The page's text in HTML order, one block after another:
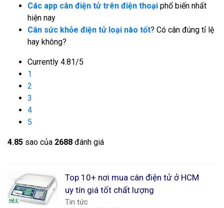
Các app cân điện tử trên điện thoại phổ biến nhất
hiện nay
Cân sức khỏe điện tử loại nào tốt? Có cân đúng tỉ lệ
hay không?
Currently 4.81/5
1
2
3
4
5
4.85 sao của 2688 đánh giá
Top 10+ nơi mua cân điện tử ở HCM
uy tín giá tốt chất lượng
Tin tức